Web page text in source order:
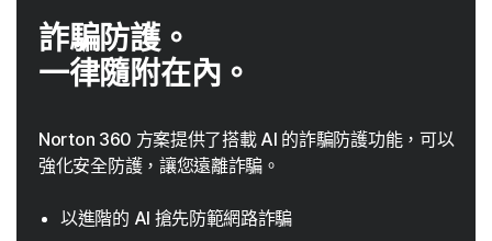
詐騙防護。
一律隨附在內。
Norton 360 方案提供了搭載 AI 的詐騙防護功能，可以
強化安全防護，讓您遠離詐騙。
以進階的 AI 搶先防範網路詐騙